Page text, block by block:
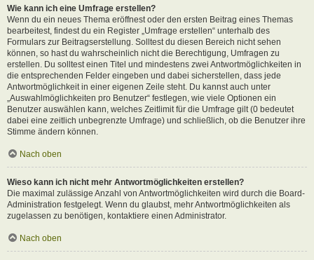
Wie kann ich eine Umfrage erstellen?
Wenn du ein neues Thema eröffnest oder den ersten Beitrag eines Themas
bearbeitest, findest du ein Register „Umfrage erstellen“ unterhalb des
Formulars zur Beitragserstellung. Solltest du diesen Bereich nicht sehen
können, so hast du wahrscheinlich nicht die Berechtigung, Umfragen zu
erstellen. Du solltest einen Titel und mindestens zwei Antwortmöglichkeiten in
die entsprechenden Felder eingeben und dabei sicherstellen, dass jede
Antwortmöglichkeit in einer eigenen Zeile steht. Du kannst auch unter
„Auswahlmöglichkeiten pro Benutzer“ festlegen, wie viele Optionen ein
Benutzer auswählen kann, welches Zeitlimit für die Umfrage gilt (0 bedeutet
dabei eine zeitlich unbegrenzte Umfrage) und schließlich, ob die Benutzer ihre
Stimme ändern können.
Nach oben
Wieso kann ich nicht mehr Antwortmöglichkeiten erstellen?
Die maximal zulässige Anzahl von Antwortmöglichkeiten wird durch die Board-
Administration festgelegt. Wenn du glaubst, mehr Antwortmöglichkeiten als
zugelassen zu benötigen, kontaktiere einen Administrator.
Nach oben